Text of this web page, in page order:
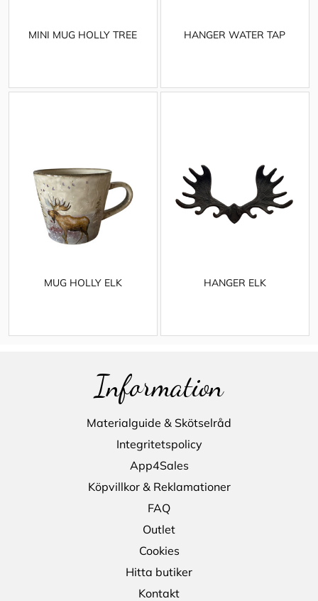
MINI MUG HOLLY TREE HANGER WATER TAP
MUG HOLLY ELK HANGER ELK
Information
Materialguide & Skötselråd
Integritetspolicy
App4Sales
Köpvillkor & Reklamationer
FAQ
Outlet
Cookies
Hitta butiker
Kontakt